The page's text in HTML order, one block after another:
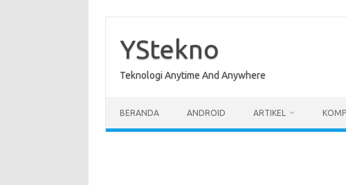
content
YStekno
Teknologi Anytime And Anywhere
BERANDA ANDROID ARTIKEL